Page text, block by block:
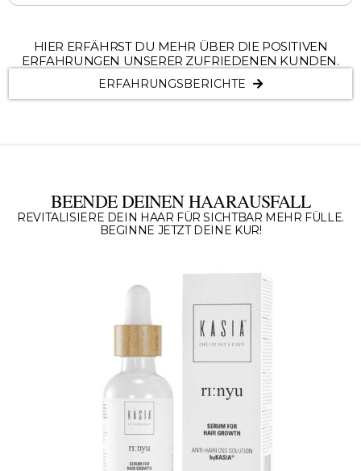
HIER ERFÄHRST DU MEHR ÜBER DIE POSITIVEN
ERFAHRUNGEN UNSERER ZUFRIEDENEN KUNDEN.
ERFAHRUNGSBERICHTE
BEENDE DEINEN HAARAUSFALL
REVITALISIERE DEIN HAAR FÜR SICHTBAR MEHR FÜLLE.
BEGINNE JETZT DEINE KUR!